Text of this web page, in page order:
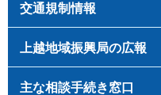
交通規制情報
上越地域振興局の広報
主な相談手続き窓口